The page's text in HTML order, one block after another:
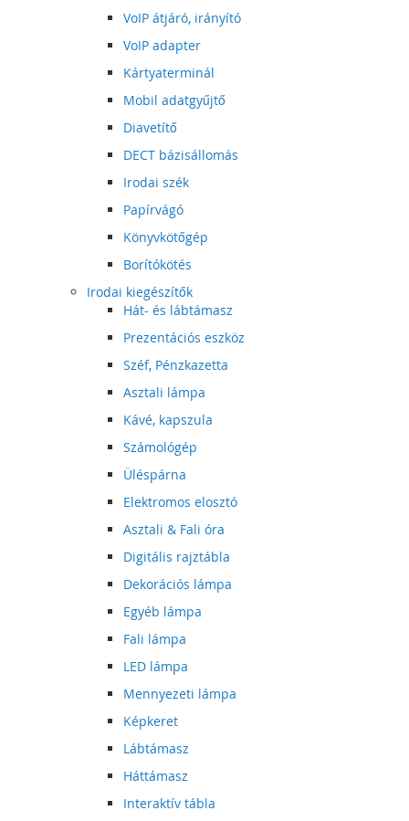
VoIP átjáró, irányító
VoIP adapter
Kártyaterminál
Mobil adatgyűjtő
Diavetítő
DECT bázisállomás
Irodai szék
Papírvágó
Könyvkötőgép
Borítókötés
Irodai kiegészítők
Hát- és lábtámasz
Prezentációs eszköz
Széf, Pénzkazetta
Asztali lámpa
Kávé, kapszula
Számológép
Üléspárna
Elektromos elosztó
Asztali & Fali óra
Digitális rajztábla
Dekorációs lámpa
Egyéb lámpa
Fali lámpa
LED lámpa
Mennyezeti lámpa
Képkeret
Lábtámasz
Háttámasz
Interaktív tábla